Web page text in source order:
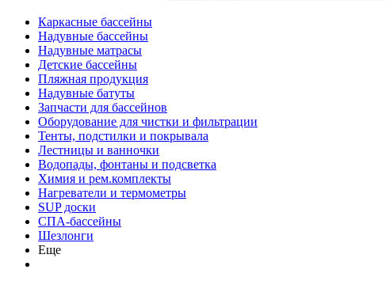
Каркасные бассейны
Надувные бассейны
Надувные матрасы
Детские бассейны
Пляжная продукция
Надувные батуты
Запчасти для бассейнов
Оборудование для чистки и фильтрации
Тенты, подстилки и покрывала
Лестницы и ванночки
Водопады, фонтаны и подсветка
Химия и рем.комплекты
Нагреватели и термометры
SUP доски
СПА-бассейны
Шезлонги
Еще